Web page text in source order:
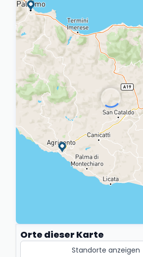
Orte dieser Karte
Standorte anzeigen